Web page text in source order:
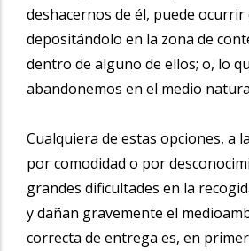
deshacernos de él, puede ocurrir
depositándolo en la zona de
dentro de alguno de ellos; o, lo
abandonemos en el medio
Cualquiera de estas opciones, a
por comodidad o por
grandes dificultades en la
y dañan gravemente el
correcta de entrega es, en